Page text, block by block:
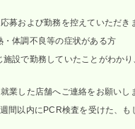
募および勤務を控えていただき
・体調不良等の症状がある方
施設で勤務していたことがわか
業した店舗へご連絡をお願いし
間以内にPCR検査を受けた、も